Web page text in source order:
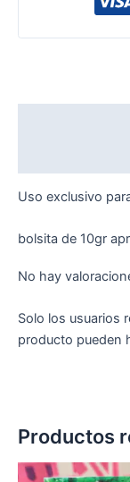
Uso exclusivo
bolsita de 10gr
No hay
Solo los usuarios
producto pueden
Productos